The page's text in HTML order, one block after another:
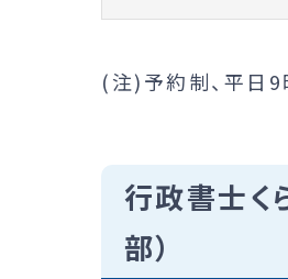
(注)予約制、平日
行政書士く
部）